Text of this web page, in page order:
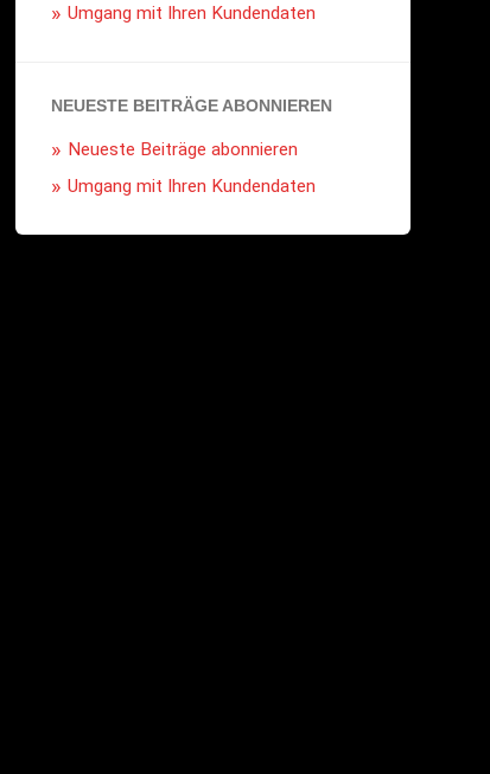
Umgang mit Ihren Kundendaten
NEUESTE BEITRÄGE ABONNIEREN
Neueste Beiträge abonnieren
Umgang mit Ihren Kundendaten